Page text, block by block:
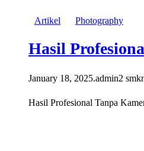
Artikel Photography
Hasil
January 18, 2025.admin2
Hasil Profesional Tanpa